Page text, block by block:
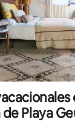
Playa